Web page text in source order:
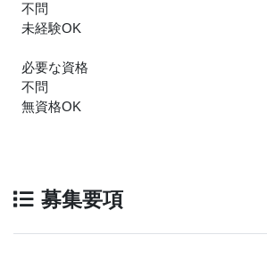
不問
未経験OK
必要な資格
不問
無資格OK
募集要項